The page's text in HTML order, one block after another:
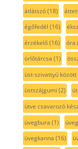
átlátszó(18)
égőfedél (16)
érzékelő(16) óra
örlőtárcsa (1)
üst-szivattyú között
üstszájgumi (2)
ütve csavarozó
üvegbura (1)
üvegkanna (16)